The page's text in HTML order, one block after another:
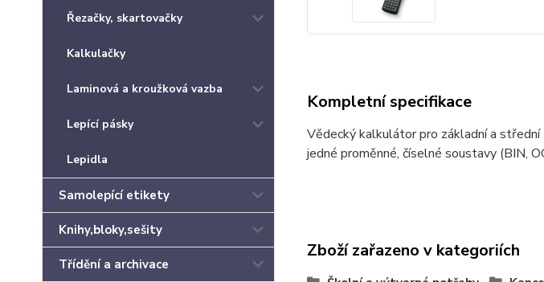
Řezačky, skartovačky
Kalkulačky
Laminová a kroužková vazba
Lepící pásky
Lepidla
Samolepící etikety
Knihy,bloky,sešity
Třídění a archivace
Kompletní specifikace
Vědecký kalkulátor pro základní a
jedné proměnné, číselné soustavy (BIN,
Zboží zařazeno v kategoriích